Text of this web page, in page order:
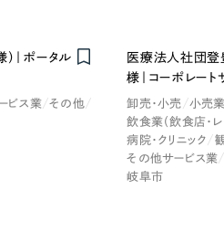
ブログ
リーピーブロ
代表ブログ
広報ブログ
｜ポータル
ビス業
その他
医療法人社団登
様｜コーポレート
卸売・小売
小売業
飲食業（飲食店・レ
病院・クリニック
その他サービス業
岐阜市